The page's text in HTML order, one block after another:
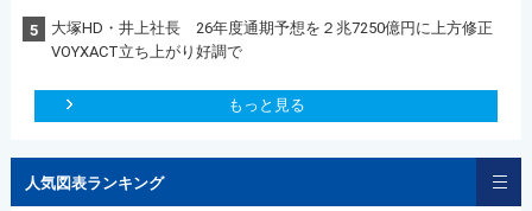
5
大塚HD・井上社長 26年度通期予想を２兆7250億円に上方修正
VOYXACT立ち上がり好調で
もっと見る
人気図表ランキング